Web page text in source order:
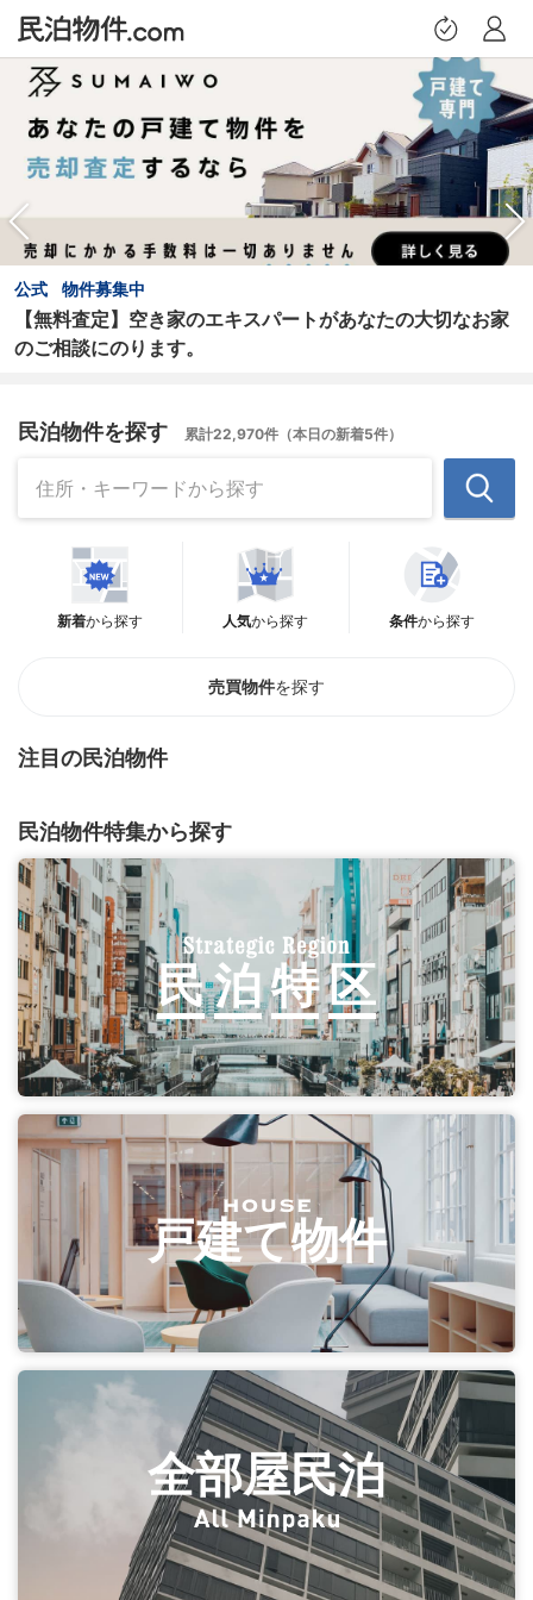
トップページ
お問い合わせ履歴
保存した検索条件
ログアウト
公式 物件募集中
【無料査定】空き家のエキスパートがあなたの大切なお家
のご相談にのります。
民泊物件を探す 累計22,970件（本日の新着5件）
新着から探す 人気から探す 条件から探す
売買物件を探す
注目の民泊物件
民泊物件特集から探す
民泊特区
戸建て物件
全部屋民泊